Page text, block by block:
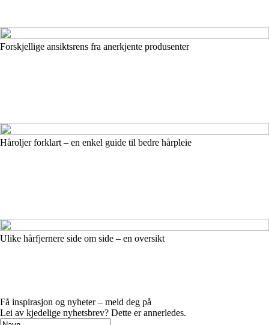
Forskjellige ansiktsrens fra anerkjente produsenter
Håroljer forklart – en enkel guide til bedre hårpleie
Ulike hårfjernere side om side – en oversikt
Få inspirasjon og nyheter – meld deg på
Lei av kjedelige nyhetsbrev? Dette er annerledes.